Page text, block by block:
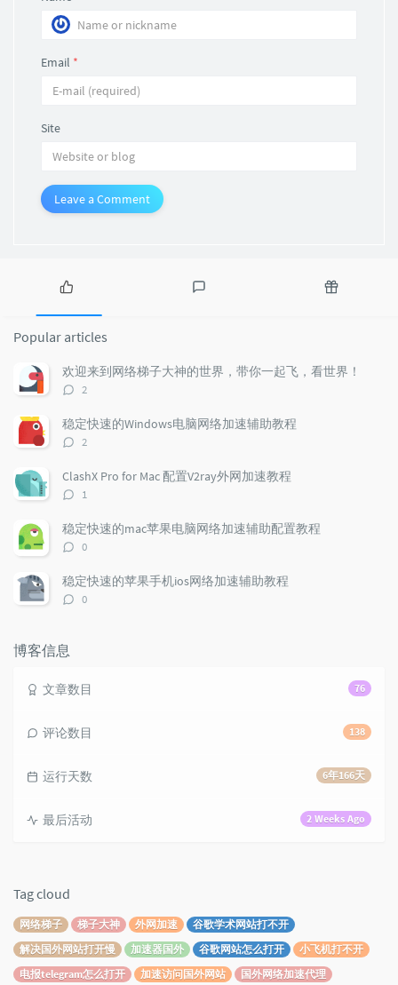
Email *
Site
Leave a Comment
P
p
u
l
a
r
a
r
t
i
l
e
e
s
c
o
m
t
d
o
Popular articles
欢迎来到网络梯子大神的世界，带你一起飞，看世界！
评
数：
2
稳定快速的Windows电脑网络加速辅助教程
评
数：
2
ClashX Pro for Mac 配置V2ray外网加速教程
评
数：
1
稳定快速的mac苹果电脑网络加速辅助配置教程
评
数：
0
稳定快速的苹果手机ios网络加速辅助教程
评
0
博客信息
76
文章数目
138
评论数目
6年166天
运行天数
2 Weeks Ago
最后活动
Tag cloud
网络梯子 梯子大神 外网加速
谷歌学术网站打不开
解决国外网站打开慢
加速器国外 谷歌网站怎么打开
小飞机打不开
电报telegram怎么打开
加速访问国外网站 国外网络加速代理